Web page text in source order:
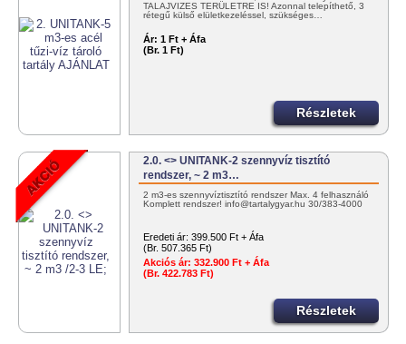
TALAJVIZES TERÜLETRE IS! Azonnal telepíthető, 3
rétegű külső elületkezeléssel, szükséges…
Ár: 1 Ft + Áfa
(Br. 1 Ft)
Részletek
2.0. <> UNITANK-2 szennyvíz tisztító
rendszer, ~ 2 m3…
2 m3-es szennyvíztisztító rendszer Max. 4 felhasználó
Komplett rendszer! info@tartalygyar.hu 30/383-4000
Eredeti ár: 399.500 Ft + Áfa
(Br. 507.365 Ft)
Akciós ár: 332.900 Ft + Áfa
(Br. 422.783 Ft)
Részletek